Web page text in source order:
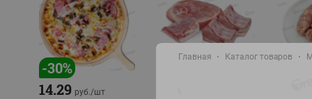
-30%
14.29 руб./шт
Главная Каталог товаров